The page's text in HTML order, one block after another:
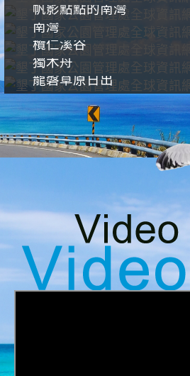
帆影點點的南灣
南灣
欖仁溪谷
獨木舟
龍磐草原日出